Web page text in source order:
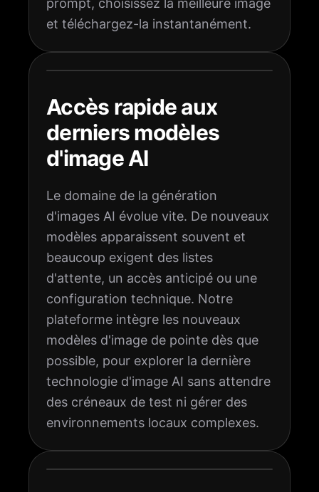
prompt, choisissez la meilleure image
et téléchargez-la instantanément.
Accès rapide aux
derniers modèles
d'image AI
Le domaine de la génération
d'images AI évolue vite. De nouveaux
modèles apparaissent souvent et
beaucoup exigent des listes
d'attente, un accès anticipé ou une
configuration technique. Notre
plateforme intègre les nouveaux
modèles d'image de pointe dès que
possible, pour explorer la dernière
technologie d'image AI sans attendre
des créneaux de test ni gérer des
environnements locaux complexes.